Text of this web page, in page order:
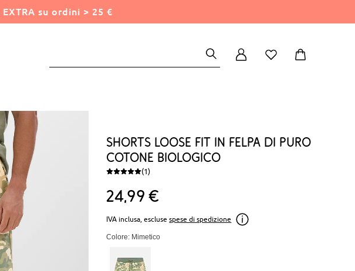
su ordini > 25 €
Shorts loose fit in felpa di puro
cotone biologico
(1)
2499 €
IVA inclusa, escluse spese di spedizione
Colore: Mimetico